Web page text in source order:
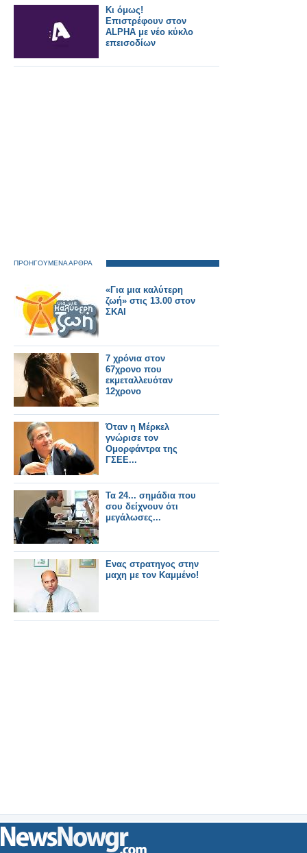
Κι όμως!
Επιστρέφουν στον
ALPHA με νέο κύκλο
επεισοδίων
ΠΡΟΗΓΟΥΜΕΝΑ ΑΡΘΡΑ
«Για μια καλύτερη
ζωή» στις 13.00 στον
ΣΚΑΙ
7 χρόνια στον
67χρονο που
εκμεταλλευόταν
12χρονο
Όταν η Μέρκελ
γνώρισε τον
Ομορφάντρα της
ΓΣΕΕ...
Τα 24... σημάδια που
σου δείχνουν ότι
μεγάλωσες...
Ενας στρατηγος στην
μαχη με τον Καμμένο!